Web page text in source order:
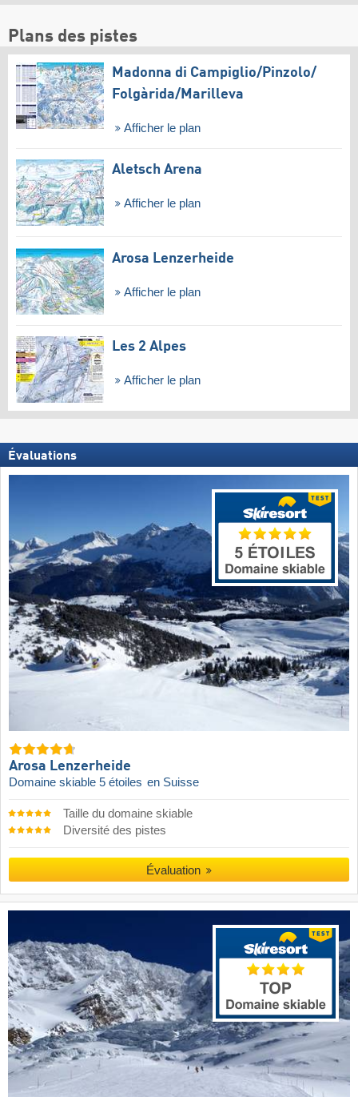
Plans des pistes
Madonna di Campiglio/​Pinzolo/​
Folgàrida/​Marilleva
Afficher le plan
Aletsch Arena
Afficher le plan
Arosa Lenzerheide
Afficher le plan
Les 2 Alpes
Afficher le plan
Évaluations
Arosa Lenzerheide
Domaine skiable 5 étoiles en Suisse
Taille du domaine skiable
Diversité des pistes
Évaluation